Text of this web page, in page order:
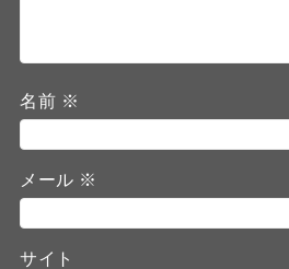
名前 ※
メール ※
サイト